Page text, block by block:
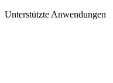
Unterstützte Anwendungen